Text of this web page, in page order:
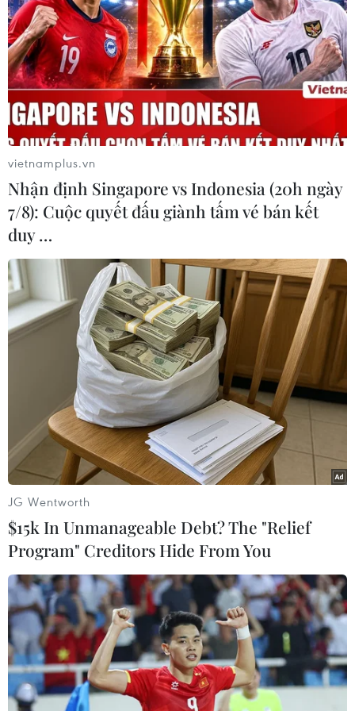
#đầm Nha Phu
#thủy sản đột ngột chết
#chết hàng loạt
#Khánh Hòa Khánh Hòa
Theo dõi VietnamPlus
TIN LIÊN QUAN
vietnamplus.vn
Nhận định Singapore vs Indonesia (20h ngày
7/8): Cuộc quyết đấu giành tấm vé bán kết
duy …
JG Wentworth
$15k In Unmanageable Debt? The "Relief
Program" Creditors Hide From You